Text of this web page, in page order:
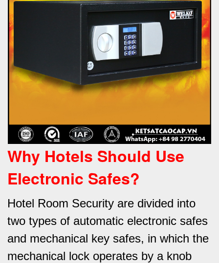
Why Hotels Should Use
Electronic Safes?
Hotel Room Security are divided into
two types of automatic electronic safes
and mechanical key safes, in which the
mechanical lock operates by a knob